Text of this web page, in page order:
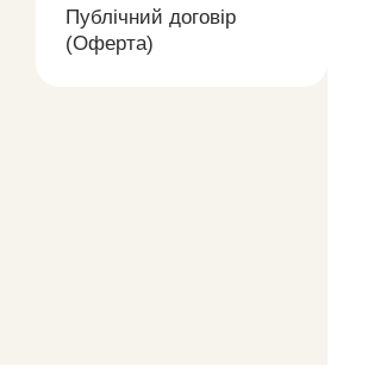
Публічний договір
(Оферта)